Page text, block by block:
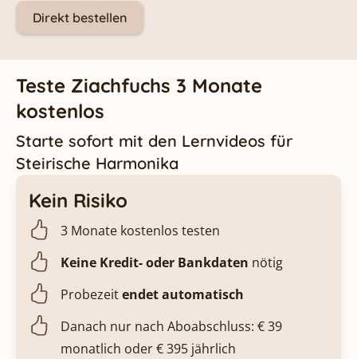
Direkt bestellen
Teste Ziachfuchs 3 Monate
kostenlos
Starte sofort mit den Lernvideos für
Steirische Harmonika
Kein Risiko
3 Monate kostenlos testen
Keine Kredit- oder Bankdaten nötig
Probezeitendet automatisch
Danach nur nach Aboabschluss: € 39
monatlich oder € 395 jährlich